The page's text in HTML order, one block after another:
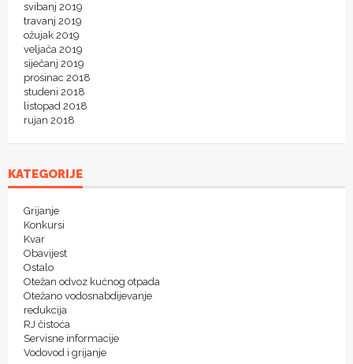
svibanj 2019
travanj 2019
ožujak 2019
veljača 2019
siječanj 2019
prosinac 2018
studeni 2018
listopad 2018
rujan 2018
KATEGORIJE
Grijanje
Konkursi
Kvar
Obavijest
Ostalo
Otežan odvoz kućnog otpada
Otežano vodosnabdijevanje
redukcija
RJ čistoća
Servisne informacije
Vodovod i grijanje